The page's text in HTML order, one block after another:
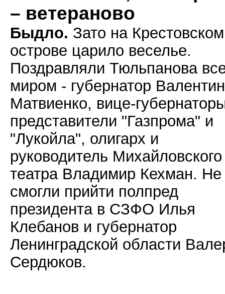
– ветераново
Быдло. Зато на Крестовском
острове царило веселье.
Поздравляли Тюльпанова
миром - губернатор
Матвиенко, вице-
представители "Газпрома" и
"Лукойла", олигарх и
руководитель Михайловского
театра Владимир Кехман. Не
смогли прийти полпред
президента в СЗФО Илья
Клебанов и губернатор
Ленинградской области
Сердюков.